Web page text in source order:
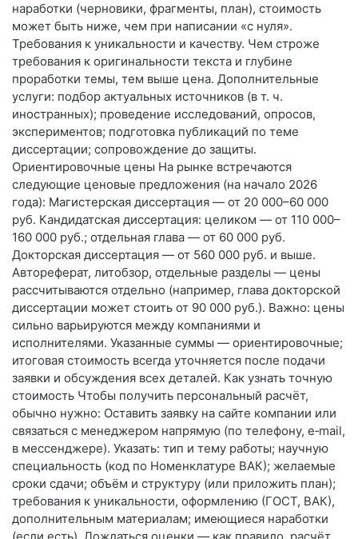
наработки (черновики, фрагменты, план), стоимость
может быть ниже, чем при написании «с нуля».
Требования к уникальности и качеству. Чем строже
требования к оригинальности текста и глубине
проработки темы, тем выше цена. Дополнительные
услуги: подбор актуальных источников (в т. ч.
иностранных); проведение исследований, опросов,
экспериментов; подготовка публикаций по теме
диссертации; сопровождение до защиты.
Ориентировочные цены На рынке встречаются
следующие ценовые предложения (на начало 2026
года): Магистерская диссертация — от 20 000–60 000
руб. Кандидатская диссертация: целиком — от 110 000–
160 000 руб.; отдельная глава — от 60 000 руб.
Докторская диссертация — от 560 000 руб. и выше.
Автореферат, литобзор, отдельные разделы — цены
рассчитываются отдельно (например, глава докторской
диссертации может стоить от 90 000 руб.). Важно: цены
сильно варьируются между компаниями и
исполнителями. Указанные суммы — ориентировочные;
итоговая стоимость всегда уточняется после подачи
заявки и обсуждения всех деталей. Как узнать точную
стоимость Чтобы получить персональный расчёт,
обычно нужно: Оставить заявку на сайте компании или
связаться с менеджером напрямую (по телефону, e‑mail,
в мессенджере). Указать: тип и тему работы; научную
специальность (код по Номенклатуре ВАК); желаемые
сроки сдачи; объём и структуру (или приложить план);
требования к уникальности, оформлению (ГОСТ, ВАК),
дополнительным материалам; имеющиеся наработки